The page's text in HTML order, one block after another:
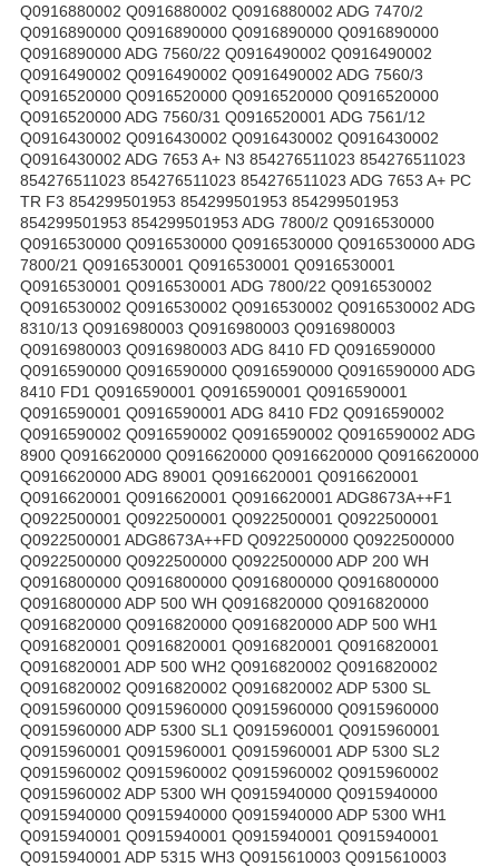
Q0916880002 Q0916880002 Q0916880002 ADG 7470/2
Q0916890000 Q0916890000 Q0916890000 Q0916890000
Q0916890000 ADG 7560/22 Q0916490002 Q0916490002
Q0916490002 Q0916490002 Q0916490002 ADG 7560/3
Q0916520000 Q0916520000 Q0916520000 Q0916520000
Q0916520000 ADG 7560/31 Q0916520001 ADG 7561/12
Q0916430002 Q0916430002 Q0916430002 Q0916430002
Q0916430002 ADG 7653 A+ N3 854276511023 854276511023
854276511023 854276511023 854276511023 ADG 7653 A+ PC
TR F3 854299501953 854299501953 854299501953
854299501953 854299501953 ADG 7800/2 Q0916530000
Q0916530000 Q0916530000 Q0916530000 Q0916530000 ADG
7800/21 Q0916530001 Q0916530001 Q0916530001
Q0916530001 Q0916530001 ADG 7800/22 Q0916530002
Q0916530002 Q0916530002 Q0916530002 Q0916530002 ADG
8310/13 Q0916980003 Q0916980003 Q0916980003
Q0916980003 Q0916980003 ADG 8410 FD Q0916590000
Q0916590000 Q0916590000 Q0916590000 Q0916590000 ADG
8410 FD1 Q0916590001 Q0916590001 Q0916590001
Q0916590001 Q0916590001 ADG 8410 FD2 Q0916590002
Q0916590002 Q0916590002 Q0916590002 Q0916590002 ADG
8900 Q0916620000 Q0916620000 Q0916620000 Q0916620000
Q0916620000 ADG 89001 Q0916620001 Q0916620001
Q0916620001 Q0916620001 Q0916620001 ADG8673A++F1
Q0922500001 Q0922500001 Q0922500001 Q0922500001
Q0922500001 ADG8673A++FD Q0922500000 Q0922500000
Q0922500000 Q0922500000 Q0922500000 ADP 200 WH
Q0916800000 Q0916800000 Q0916800000 Q0916800000
Q0916800000 ADP 500 WH Q0916820000 Q0916820000
Q0916820000 Q0916820000 Q0916820000 ADP 500 WH1
Q0916820001 Q0916820001 Q0916820001 Q0916820001
Q0916820001 ADP 500 WH2 Q0916820002 Q0916820002
Q0916820002 Q0916820002 Q0916820002 ADP 5300 SL
Q0915960000 Q0915960000 Q0915960000 Q0915960000
Q0915960000 ADP 5300 SL1 Q0915960001 Q0915960001
Q0915960001 Q0915960001 Q0915960001 ADP 5300 SL2
Q0915960002 Q0915960002 Q0915960002 Q0915960002
Q0915960002 ADP 5300 WH Q0915940000 Q0915940000
Q0915940000 Q0915940000 Q0915940000 ADP 5300 WH1
Q0915940001 Q0915940001 Q0915940001 Q0915940001
Q0915940001 ADP 5315 WH3 Q0915610003 Q0915610003